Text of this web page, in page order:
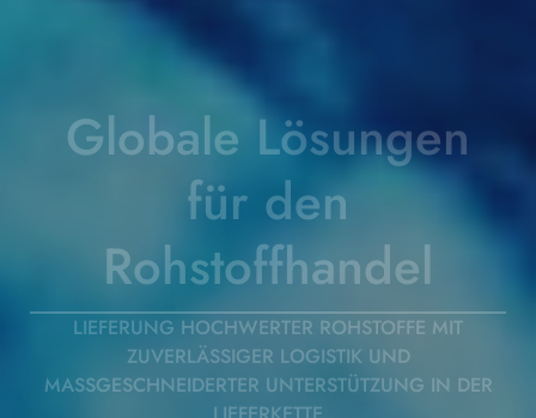
Weltweit führender
Anbieter
von Polymer
Rohstoffen
WIR UNTERSTÜTZEN IHRE LIEFERKETTE MIT
HOCHWERTIGEN